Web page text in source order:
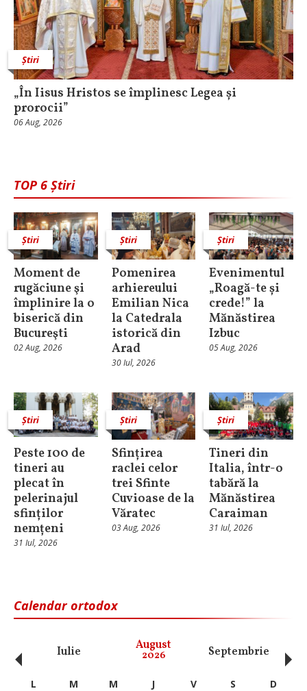
Știri
„În Iisus Hristos se împlinesc Legea și
prorocii”
06 Aug, 2026
TOP 6 Știri
Știri
Moment de
rugăciune şi
împlinire la o
biserică din
Bucureşti
02 Aug, 2026
Știri
Pomenirea
arhiereului
Emilian Nica
la Catedrala
istorică din
Arad
30 Iul, 2026
Știri
Evenimentul
„Roagă-te și
crede!” la
Mănăstirea
Izbuc
05 Aug, 2026
Știri
Peste 100 de
tineri au
plecat în
pelerinajul
sfinților
nemțeni
31 Iul, 2026
Știri
Sfințirea
raclei celor
trei Sfinte
Cuvioase de la
Văratec
03 Aug, 2026
Știri
Tineri din
Italia, într-o
tabără la
Mănăstirea
Caraiman
31 Iul, 2026
Calendar ortodox
Iulie August
2026 Septembrie
‹ L M M J V S
D